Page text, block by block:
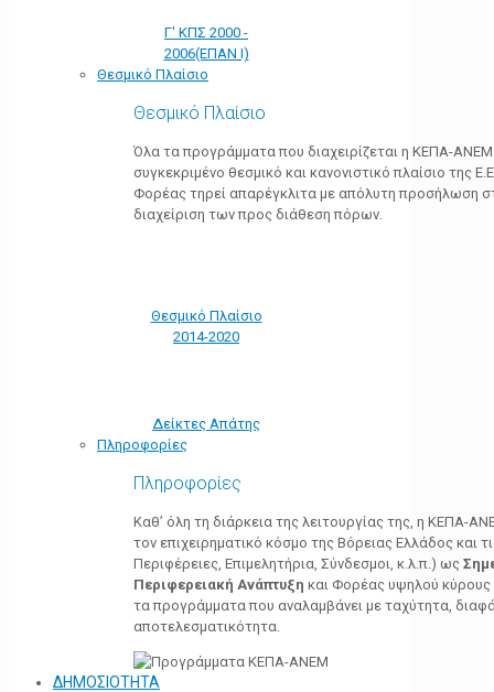
Γ' ΚΠΣ 2000 -
2006(ΕΠΑΝ Ι)
Θεσμικό Πλαίσιο
Θεσμικό Πλαίσιο
Όλα τα προγράμματα που διαχειρίζεται η ΚΕΠΑ-
συγκεκριμένο θεσμικό και κανονιστικό πλαίσιο της
Φορέας τηρεί απαρέγκλιτα με απόλυτη προσήλωση
διαχείριση των προς διάθεση πόρων.
Θεσμικό Πλαίσιο
2014-2020
Δείκτες Απάτης
Πληροφορίες
Πληροφορίες
Καθ’ όλη τη διάρκεια της λειτουργίας της, η ΚΕΠΑ-
τον επιχειρηματικό κόσμο της Βόρειας Ελλάδος και
Περιφέρειες, Επιμελητήρια, Σύνδεσμοι, κ.λ.π.) ως
Περιφερειακή Ανάπτυξη και Φορέας υψηλού κύρους
τα προγράμματα που αναλαμβάνει με ταχύτητα,
αποτελεσματικότητα.
ΔΗΜΟΣΙΟΤΗΤΑ